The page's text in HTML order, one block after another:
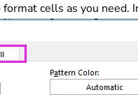
cells as you need.